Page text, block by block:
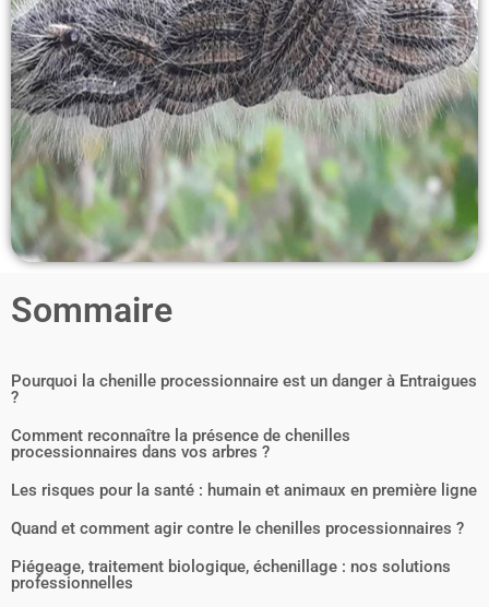
Sommaire
Pourquoi la chenille processionnaire est un danger à Entraigues
?
Comment reconnaître la présence de chenilles
processionnaires dans vos arbres ?
Les risques pour la santé : humain et animaux en première ligne
Quand et comment agir contre le chenilles processionnaires ?
Piégeage, traitement biologique, échenillage : nos solutions
professionnelles